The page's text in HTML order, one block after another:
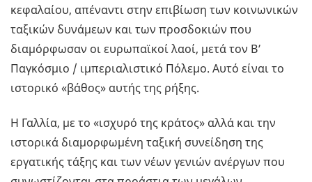
κεφαλαίου, απέναντι στην επιβίωση των κοινωνικών
ταξικών δυνάμεων και των προσδοκιών που
διαμόρφωσαν οι ευρωπαϊκοί λαοί, μετά τον Β’
Παγκόσμιο / ιμπεριαλιστικό Πόλεμο. Αυτό είναι το
ιστορικό «βάθος» αυτής της ρήξης.
Η Γαλλία, με το «ισχυρό της κράτος» αλλά και την
ιστορικά διαμορφωμένη ταξική συνείδηση της
εργατικής τάξης και των νέων γενιών ανέργων που